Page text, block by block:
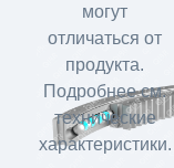
могут
отличаться от
продукта.
Подробнее см.
технические
характеристики.